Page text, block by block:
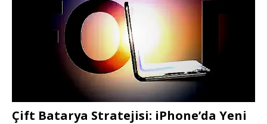
Çift Batarya Stratejisi: iPhone’da Yeni